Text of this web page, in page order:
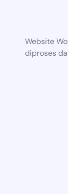
Website
diproses